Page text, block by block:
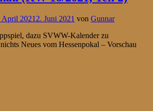
April 2021 2. Juni 2021 von Gunnar
dazu SVWW-Kalender zu
Neues vom Hessenpokal – Vorschau